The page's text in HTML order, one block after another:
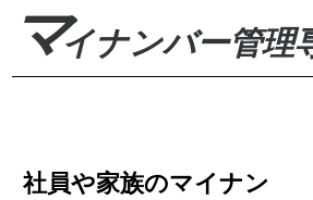
マイナンバー管理
社員や家族のマイナン